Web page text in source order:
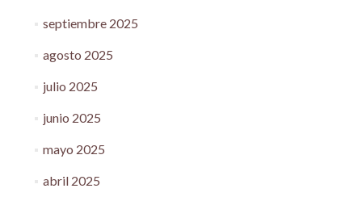
septiembre 2025
agosto 2025
julio 2025
junio 2025
mayo 2025
abril 2025